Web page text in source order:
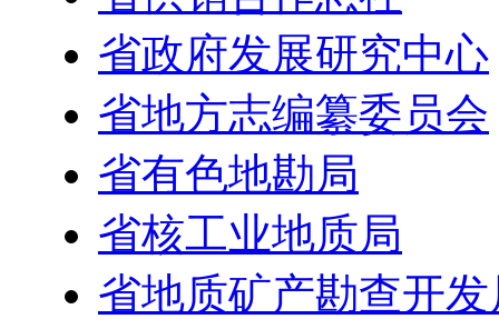
省政府发展研究中心
省地方志编纂委员会
省有色地勘局
省核工业地质局
省地质矿产勘查开发